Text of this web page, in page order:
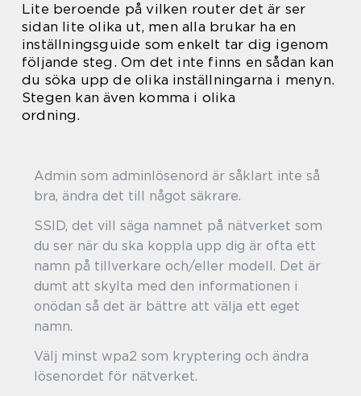
Lite beroende på vilken router det är ser
sidan lite olika ut, men alla brukar ha en
inställningsguide som enkelt tar dig igenom
följande steg. Om det inte finns en sådan kan
du söka upp de olika inställningarna i menyn.
Stegen kan även komma i olika
ordning.
Admin som adminlösenord är såklart inte så
bra, ändra det till något säkrare.
SSID, det vill säga namnet på nätverket som
du ser när du ska koppla upp dig är ofta ett
namn på tillverkare och/eller modell. Det är
dumt att skylta med den informationen i
onödan så det är bättre att välja ett eget
Välj minst wpa2 som kryptering och ändra
lösenordet för nätverket.